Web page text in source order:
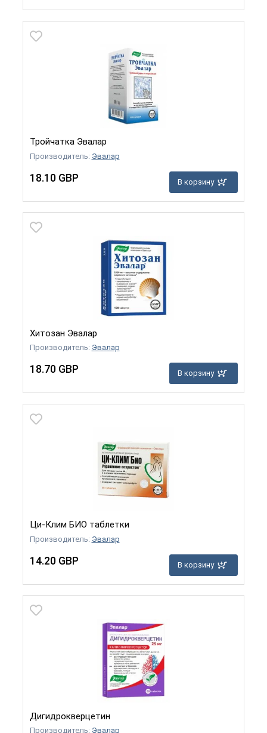
Тройчатка Эвалар
Производитель: Эвалар
18.10 GBP В корзину
Хитозан Эвалар
Производитель: Эвалар
18.70 GBP В корзину
Ци-Клим БИО таблетки
Производитель: Эвалар
14.20 GBP В корзину
Дигидрокверцетин
Производитель: Эвалар